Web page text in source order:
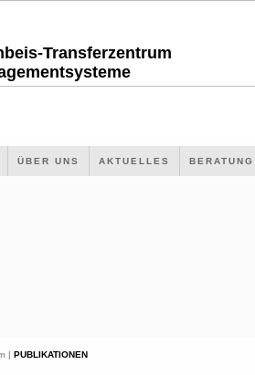
Transferzentrum
ÜBER UNS AKTUELLES
| PUBLIKATIONEN